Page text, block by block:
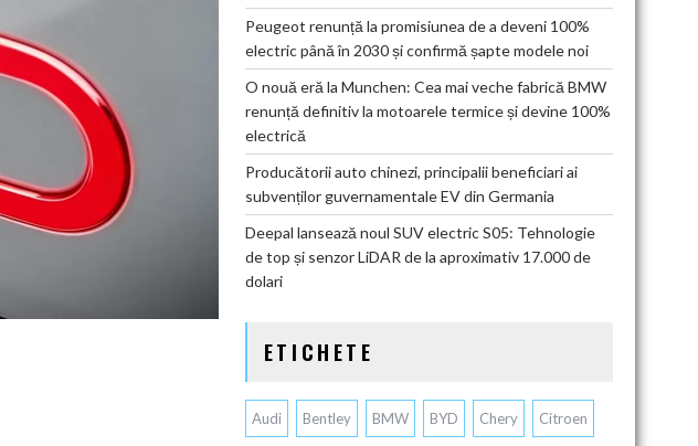
Peugeot renunță la promisiunea de a deveni 100%
electric până în 2030 și confirmă șapte modele noi
O nouă eră la Munchen: Cea mai veche fabrică BMW
renunță definitiv la motoarele termice și devine 100%
electrică
Producătorii auto chinezi, principalii beneficiari ai
subvenților guvernamentale EV din Germania
Deepal lansează noul SUV electric S05: Tehnologie
de top și senzor LiDAR de la aproximativ 17.000 de
dolari
ETICHETE
Audi Bentley BMW BYD Chery Citroen